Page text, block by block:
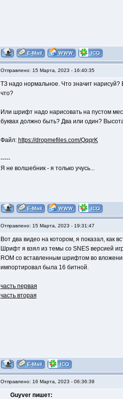
Отправлено: 15 Марта, 2023 - 16:40:35
ТЗ надо нормальное. Что значит
что?
Или шрифт надо нарисовать на пустом
буквах должно быть? Два или один?
Файл: https://dropmefiles.com/QqqrK
-----
Я не волшебник - я только учусь...
Отправлено: 15 Марта, 2023 - 19:31:47
Вот два видео на котором, я показал, как
Шрифт я взял из темы со SNES версией
ROM со вставленным шрифтом во
импортировал была 16 битной.
часть первая
часть вторая
Отправлено: 16 Марта, 2023 - 06:36:39
Guyver пишет: